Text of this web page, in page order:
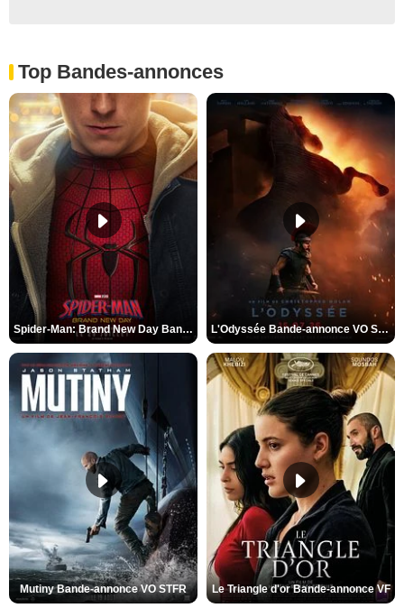
Top Bandes-annonces
Spider-Man: Brand New Day Bande-annonce VO STFR L'Odyssée Bande-annonce VO STFR
Mutiny Bande-annonce VO STFR Le Triangle d'or Bande-annonce VF